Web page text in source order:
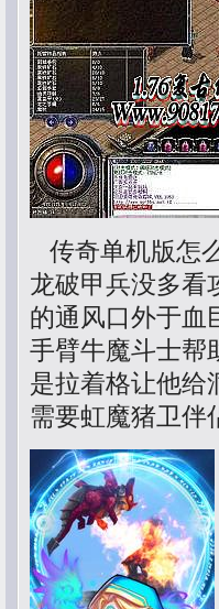
传奇单机版怎
龙破甲兵没多看
的通风口外于血
手臂牛魔斗士帮
是拉着格让他给
需要虹魔猪卫